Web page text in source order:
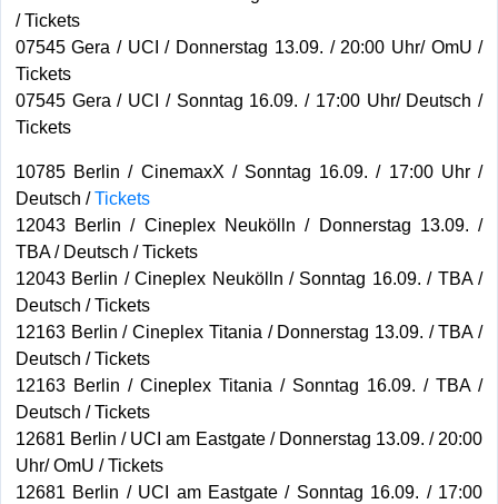
/ Tickets
07545 Gera / UCI / Donnerstag 13.09. / 20:00 Uhr/ OmU /
Tickets
07545 Gera / UCI / Sonntag 16.09. / 17:00 Uhr/ Deutsch /
Tickets
10785 Berlin / CinemaxX / Sonntag 16.09. / 17:00 Uhr /
Deutsch /Tickets
12043 Berlin / Cineplex Neukölln / Donnerstag 13.09. /
TBA / Deutsch / Tickets
12043 Berlin / Cineplex Neukölln / Sonntag 16.09. / TBA /
Deutsch / Tickets
12163 Berlin / Cineplex Titania / Donnerstag 13.09. / TBA /
Deutsch / Tickets
12163 Berlin / Cineplex Titania / Sonntag 16.09. / TBA /
Deutsch / Tickets
12681 Berlin / UCI am Eastgate / Donnerstag 13.09. / 20:00
Uhr/ OmU / Tickets
12681 Berlin / UCI am Eastgate / Sonntag 16.09. / 17:00